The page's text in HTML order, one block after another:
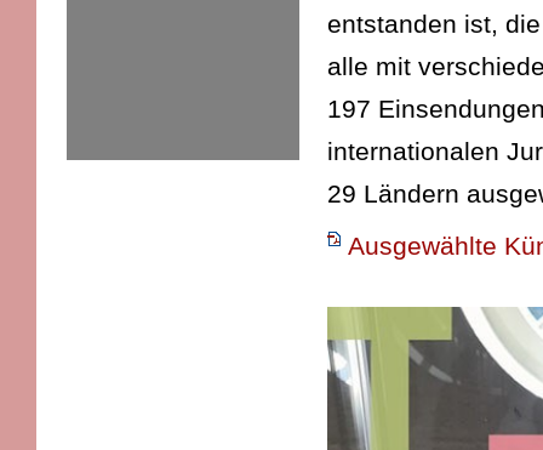
entstanden ist,
alle mit
197
internationalen
29 Ländern
Ausgewählte